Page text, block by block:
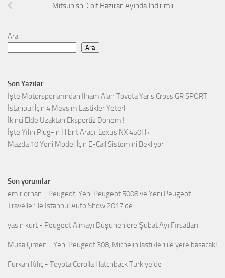
Mitsubishi Colt Haziran Ayında İndirimli
Ara
Ara
Son Yazılar
İşte Motorsporlarından İlham Alan Toyota Yaris Cross GR SPORT
İstanbul İçin 4 Mevsim Lastikler Yeterli
İkinci Elde Uzaktan Ekspertiz Dönemi!
İşte Yılın Plug-in Hibrit Aracı: Lexus NX 450H+
Mazda 10 Yeni Model İçin E-Call Sistemini Bekliyor
Son yorumlar
emir orhan - Peugeot, Yeni Peugeot 5008 ve Yeni Peugeot
Traveller ile İstanbul Auto Show 2017’de
yasin kurt - Peugeot Almayı Düşünenlere Şubat Ayı Fırsatları
Musa Çimen - Yeni Peugeot 308, Michelin lastikleri ile yere basacak!
Furkan Kılıç - Toyota Corolla Hatchback Türkiye’de